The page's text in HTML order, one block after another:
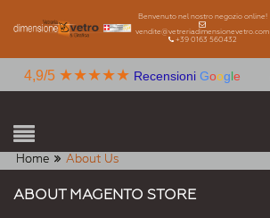
Benvenuto nel nostro negozio online!
vendite@vetreriadimensionevetro.com
+39 0163 560432
4,9/5 ★★★★★ Recensioni Google
Home About Us
ABOUT MAGENTO STORE